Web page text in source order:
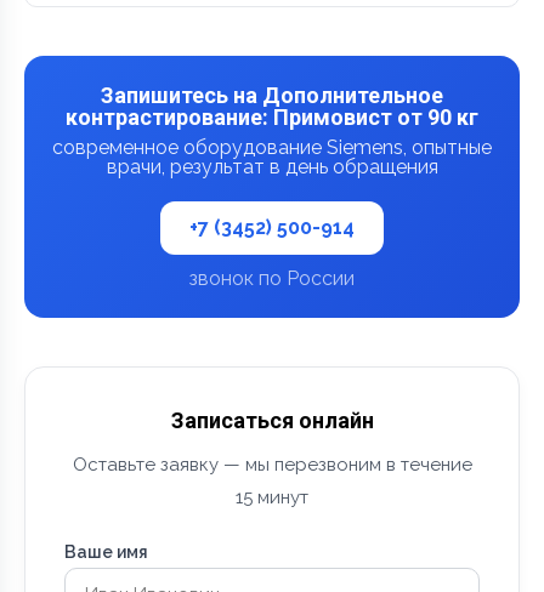
Запишитесь на Дополнительное
контрастирование: Примовист от 90 кг
современное оборудование Siemens, опытные
врачи, результат в день обращения
+7 (3452) 500-914
звонок по России
Записаться онлайн
Оставьте заявку — мы перезвоним в течение
15 минут
Ваше имя